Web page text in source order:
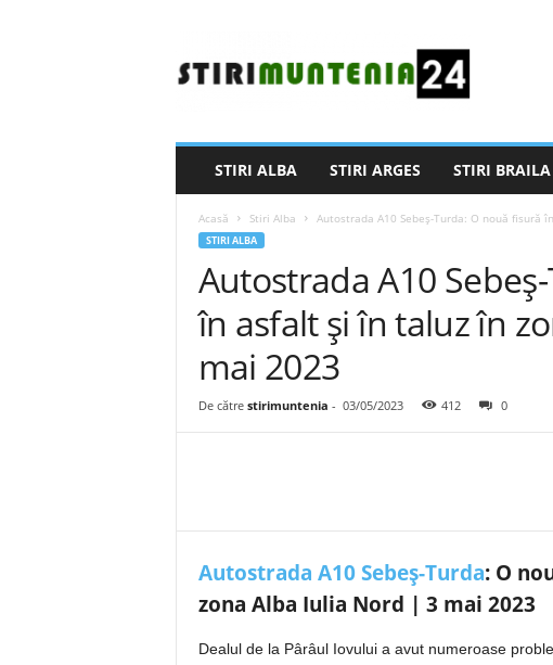
r
STIRI ALBA STIRI ARGES STIRI BRAILA
Acasă Stiri Alba Autostrada A10 Sebeș-Turda: O nouă fisură
STIRI ALBA
Autostrada A10
în asfalt și în taluz în
mai 2023
De către stirimuntenia - 03/05/2023 412 0
Autostrada A10 Sebeș-Turda: O
zona Alba Iulia Nord | 3 mai 2023
Dealul de la Pârâul Iovului a avut numeroase